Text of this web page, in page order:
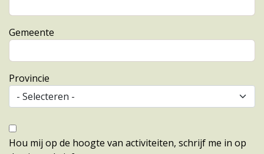
Gemeente
Provincie
Nieuwsbrief
Hou mij op de hoogte van activiteiten, schrijf me in op